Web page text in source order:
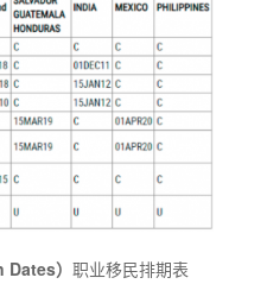
） 职业移民排期表